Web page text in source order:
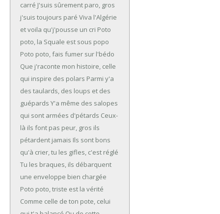
carré J'suis sûrement paro, gros
j'suis toujours paré Viva l'Algérie
et voila qu'j'pousse un cri Poto
poto, la Squale est sous popo
Poto poto, fais fumer sur l'bédo
Que j'raconte mon histoire, celle
qui inspire des polars Parmi y'a
des taulards, des loups et des
guépards Y'a même des salopes
qui sont armées d'pétards Ceux-
là ils font pas peur, gros ils
pétardent jamais Ils sont bons
qu'à crier, tu les gifles, c'est réglé
Tu les braques, ils débarquent
une enveloppe bien chargée
Poto poto, triste est la vérité
Comme celle de ton pote, celui